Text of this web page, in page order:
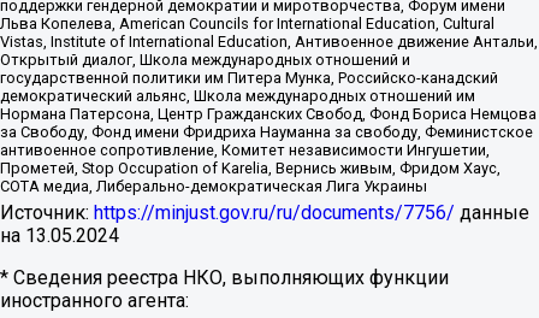
поддержки гендерной демократии и миротворчества, Форум имени
Льва Копелева, American Councils for International Education, Cultural
Vistas, Institute of International Education, Антивоенное движение Антальи,
Открытый диалог, Школа международных отношений и
государственной политики им Питера Мунка, Российско-канадский
демократический альянс, Школа международных отношений им
Нормана Патерсона, Центр Гражданских Свобод, Фонд Бориса Немцова
за Свободу, Фонд имени Фридриха Науманна за свободу, Феминистское
антивоенное сопротивление, Комитет независимости Ингушетии,
Прометей, Stop Occupation of Karelia, Вернись живым, Фридом Хаус,
СОТА медиа, Либерально-демократическая Лига Украины
Источник: https://minjust.gov.ru/ru/documents/7756/ данные
на 13.05.2024
* Сведения реестра НКО, выполняющих функции
иностранного агента: